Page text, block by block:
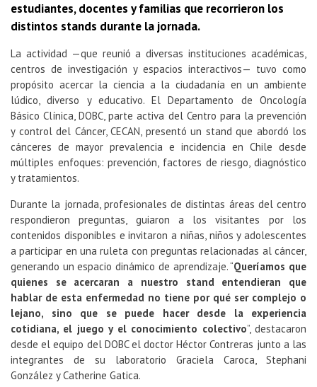
estudiantes, docentes y familias que recorrieron los
distintos stands durante la jornada.
La actividad —que reunió a diversas instituciones académicas,
centros de investigación y espacios interactivos— tuvo como
propósito acercar la ciencia a la ciudadanía en un ambiente
lúdico, diverso y educativo. El Departamento de Oncología
Básico Clínica, DOBC, parte activa del Centro para la prevención
y control del Cáncer, CECAN, presentó un stand que abordó los
cánceres de mayor prevalencia e incidencia en Chile desde
múltiples enfoques: prevención, factores de riesgo, diagnóstico
y tratamientos.
Durante la jornada, profesionales de distintas áreas del centro
respondieron preguntas, guiaron a los visitantes por los
contenidos disponibles e invitaron a niñas, niños y adolescentes
a participar en una ruleta con preguntas relacionadas al cáncer,
generando un espacio dinámico de aprendizaje. “Queríamos que
quienes se acercaran a nuestro stand entendieran que
hablar de esta enfermedad no tiene por qué ser complejo o
lejano, sino que se puede hacer desde la experiencia
cotidiana, el juego y el conocimiento colectivo”, destacaron
desde el equipo del DOBC el doctor Héctor Contreras junto a las
integrantes de su laboratorio Graciela Caroca, Stephani
González y Catherine Gatica.